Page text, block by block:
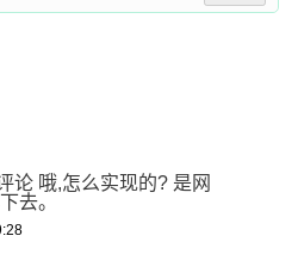
论 哦,怎么实现的? 是网
去。